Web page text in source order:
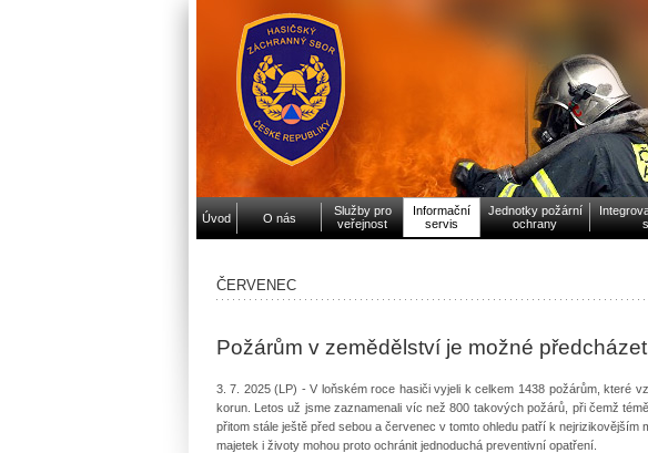
Úvod O nás
Služby pro
veřejnost
Informační
servis
Jednotky požární
ochrany
ČERVENEC
Požárům v zemědělství je možné
3. 7. 2025 (LP) - V loňském roce hasiči vyjeli k celkem 1438 požárům, které
korun. Letos už jsme zaznamenali víc než 800 takových požárů, při čemž
přitom stále ještě před sebou a červenec v tomto ohledu patří k
majetek i životy mohou proto ochránit jednoduchá preventivní opatření.